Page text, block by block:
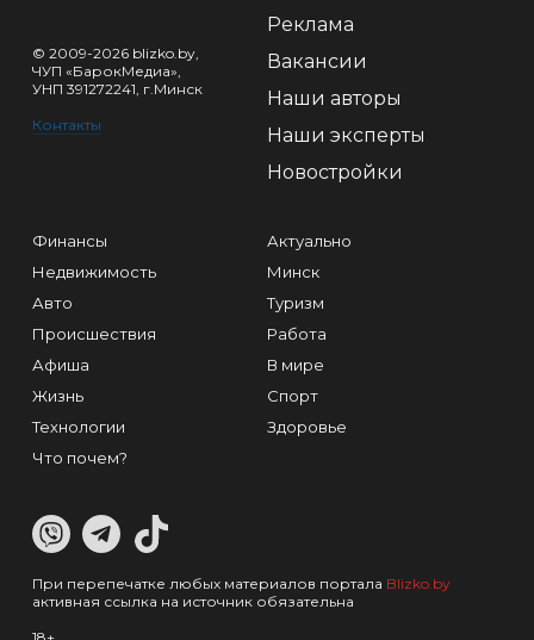
© 2009-2026 blizko.by,
ЧУП «БарокМедиа»,
УНП 391272241, г.Минск
Контакты
Реклама
Вакансии
Наши авторы
Наши эксперты
Новостройки
Финансы
Недвижимость
Авто
Происшествия
Афиша
Жизнь
Технологии
Что почем?
Актуально
Минск
Туризм
Работа
В мире
Спорт
Здоровье
При перепечатке любых материалов портала Blizko.by
активная ссылка на источник обязательна